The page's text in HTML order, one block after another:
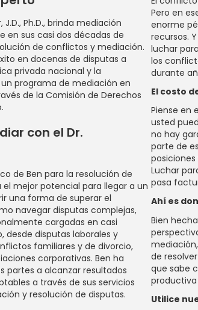
J.D., Ph.D., brinda mediación
en sus casi dos décadas de
de conflictos y mediación.
en docenas de disputas a
privada nacional y la
programa de mediación en
de la Comisión de Derechos
con el Dr.
de Ben para la resolución de
mejor potencial para llegar a un
una forma de superar el
navegar disputas complejas,
cargadas en casi
desde disputas laborales y
familiares y de divorcio,
corporativas. Ben ha
partes a alcanzar resultados
a través de sus servicios
y resolución de disputas.
Pero en
enorme
recursos.
luchar
los
durante
El costo
Piense en
usted
no hay
parte de
Luchar
pasa
Ahí es
Bien
de
que sabe
Utilice